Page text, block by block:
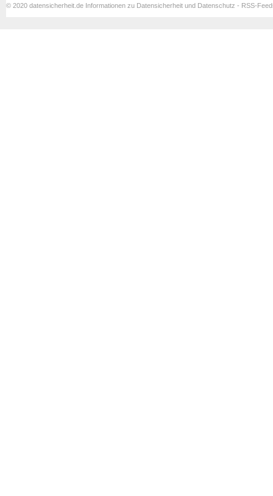
© 2020 datensicherheit.de Informationen zu Datensicherheit und Datenschutz - RSS-